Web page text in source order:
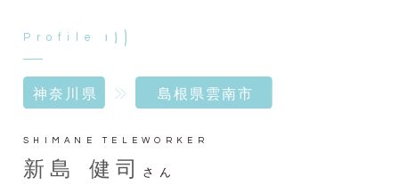
Profile
SHIMANE TELEWORKER
新島 健司 さん